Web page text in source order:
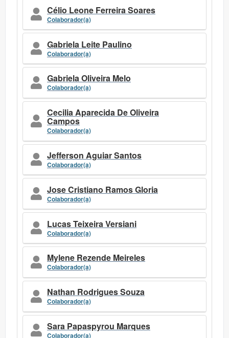
Célio Leone Ferreira Soares
Colaborador(a)
Gabriela Leite Paulino
Colaborador(a)
Gabriela Oliveira Melo
Colaborador(a)
Cecilia Aparecida De Oliveira
Campos
Colaborador(a)
Jefferson Aguiar Santos
Colaborador(a)
Jose Cristiano Ramos Gloria
Colaborador(a)
Lucas Teixeira Versiani
Colaborador(a)
Mylene Rezende Meireles
Colaborador(a)
Nathan Rodrigues Souza
Colaborador(a)
Sara Papaspyrou Marques
Colaborador(a)